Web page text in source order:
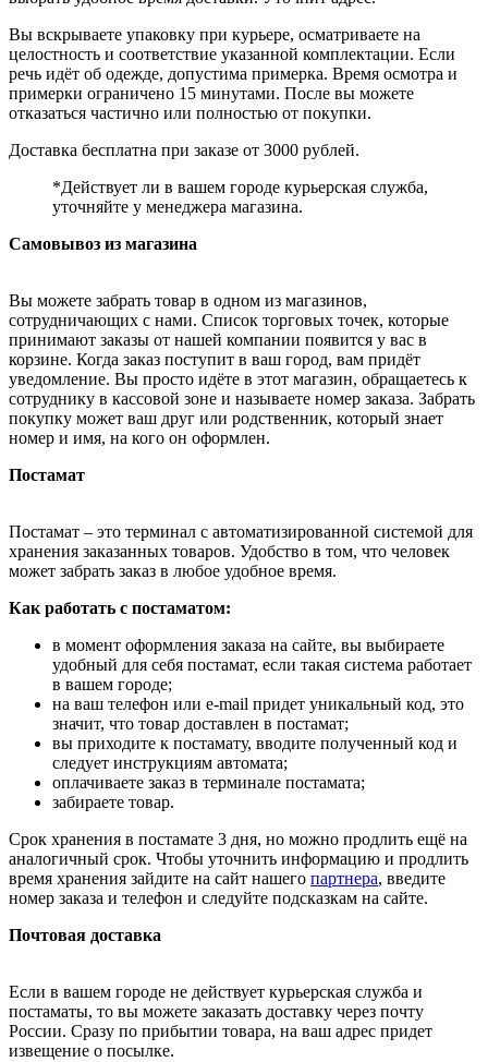
Вы вскрываете упаковку при курьере, осматриваете на
целостность и соответствие указанной комплектации. Если
речь идёт об одежде, допустима примерка. Время осмотра и
примерки ограничено 15 минутами. После вы можете
отказаться частично или полностью от покупки.
Доставка бесплатна при заказе от 3000 рублей.
*Действует ли в вашем городе курьерская служба,
уточняйте у менеджера магазина.
Самовывоз из магазина
Вы можете забрать товар в одном из магазинов,
сотрудничающих с нами. Список торговых точек, которые
принимают заказы от нашей компании появится у вас в
корзине. Когда заказ поступит в ваш город, вам придёт
уведомление. Вы просто идёте в этот магазин, обращаетесь к
сотруднику в кассовой зоне и называете номер заказа. Забрать
покупку может ваш друг или родственник, который знает
номер и имя, на кого он оформлен.
Постамат
Постамат – это терминал с автоматизированной системой для
хранения заказанных товаров. Удобство в том, что человек
может забрать заказ в любое удобное время.
Как работать с постаматом:
в момент оформления заказа на сайте, вы выбираете
удобный для себя постамат, если такая система работает
в вашем городе;
на ваш телефон или e-mail придет уникальный код, это
значит, что товар доставлен в постамат;
вы приходите к постамату, вводите полученный код и
следует инструкциям автомата;
оплачиваете заказ в терминале постамата;
забираете товар.
Срок хранения в постамате 3 дня, но можно продлить ещё на
аналогичный срок. Чтобы уточнить информацию и продлить
время хранения зайдите на сайт нашего партнера, введите
номер заказа и телефон и следуйте подсказкам на сайте.
Почтовая доставка
Если в вашем городе не действует курьерская служба и
постаматы, то вы можете заказать доставку через почту
России. Сразу по прибытии товара, на ваш адрес придет
извещение о посылке.